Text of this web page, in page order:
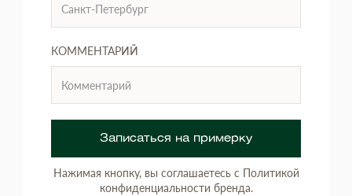
КОММЕНТАРИЙ
Записаться на примерку
Нажимая кнопку, вы соглашаетесь с Политикой
конфиденциальности бренда.